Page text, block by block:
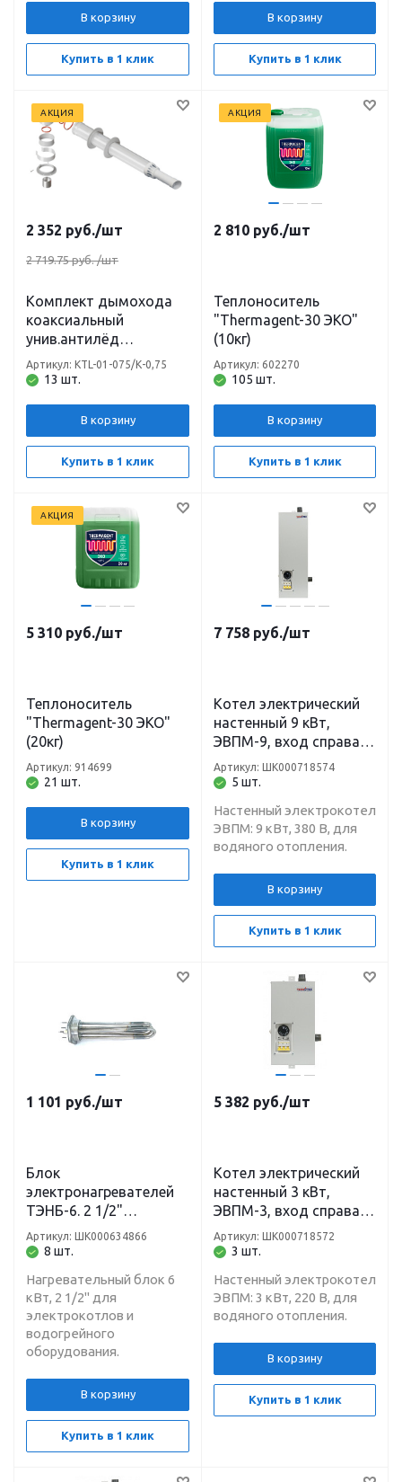
В корзину
Купить в 1 клик
В корзину
Купить в 1 клик
АКЦИЯ
2 352 руб./шт
2 719.75 руб. /шт
Комплект дымохода
коаксиальный
унив.антилёд
D60/100х750 Haier,
Hubert, Bugatti, Baxi,
Krats/DR Thermo
13 шт.
Артикул: KTL-01-075/К-0,75
В корзину
Купить в 1 клик
АКЦИЯ
2 810 руб./шт
Теплоноситель
"Thermagent-30 ЭКО"
(10кг)
105 шт.
Артикул: 602270
В корзину
Купить в 1 клик
АКЦИЯ
5 310 руб./шт
Теплоноситель
"Thermagent-30 ЭКО"
(20кг)
21 шт.
Артикул: 914699
В корзину
Купить в 1 клик
7 758 руб./шт
Котел электрический
настенный 9 кВт,
ЭВПМ-9, вход справа 1,
380 В Теплотех
5 шт.
Артикул: ШК000718574
Настенный электрокотел
ЭВПМ: 9 кВт, 380 В, для
водяного отопления.
В корзину
Купить в 1 клик
1 101 руб./шт
Блок
электронагревателей
ТЭНБ-6. 2 1/2"
Теплотех
8 шт.
Артикул: ШК000634866
Нагревательный блок 6
кВт, 2 1/2" для
электрокотлов и
водогрейного
оборудования.
В корзину
Купить в 1 клик
5 382 руб./шт
Котел электрический
настенный 3 кВт,
ЭВПМ-3, вход справа
1", 220 В Теплотех
3 шт.
Артикул: ШК000718572
Настенный электрокотел
ЭВПМ: 3 кВт, 220 В, для
водяного отопления.
В корзину
Купить в 1 клик